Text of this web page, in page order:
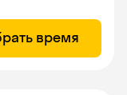
время